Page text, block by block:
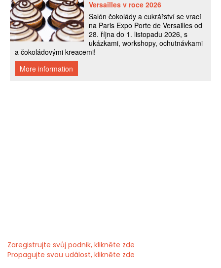
Zaregistrujte svůj podnik, klikněte zde
Propagujte svou událost, klikněte zde